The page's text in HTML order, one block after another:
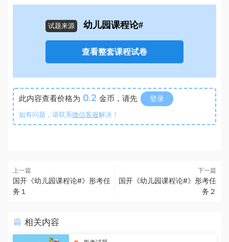
试题来源 幼儿园课程论#
查看整套课程试卷
此内容查看价格为 0.2 金币，请先 登录
如有问题，请联系微信客服解决！
上一篇
国开《幼儿园课程论#》形考任
务１
下一篇
国开《幼儿园课程论#》形考任
务２
相关内容